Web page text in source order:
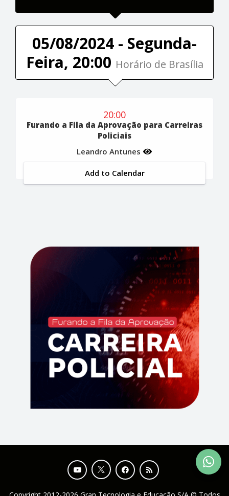
05/08/2024 - Segunda-
Feira, 20:00 Horário de Brasília
20:00
Furando a Fila da Aprovação para Carreiras
Policiais
Leandro Antunes
Add to Calendar